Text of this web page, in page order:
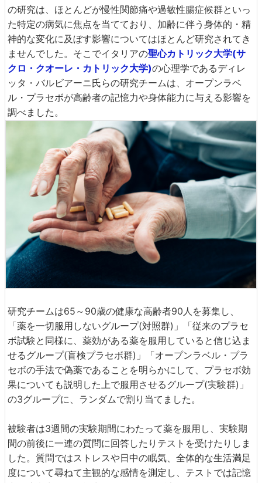
の研究は、ほとんどが慢性関節痛や過敏性腸症候群といっ
た特定の病気に焦点を当てており、加齢に伴う身体的・精
神的な変化に及ぼす影響についてはほとんど研究されてき
ませんでした。そこでイタリアの聖心カトリック大学(サ
クロ・クオーレ・カトリック大学)の心理学であるディレ
ッタ・バルビアーニ氏らの研究チームは、オープンラベ
ル・プラセボが高齢者の記憶力や身体能力に与える影響を
調べました。
研究チームは65～90歳の健康な高齢者90人を募集し、
「薬を一切服用しないグループ(対照群)」「従来のプラセ
ボ試験と同様に、薬効がある薬を服用していると信じ込ま
せるグループ(盲検プラセボ群)」「オープンラベル・プラ
セボの手法で偽薬であることを明らかにして、プラセボ効
果についても説明した上で服用させるグループ(実験群)」
の3グループに、ランダムで割り当てました。
被験者は3週間の実験期間にわたって薬を服用し、実験期
間の前後に一連の質問に回答したりテストを受けたりしま
した。質問ではストレスや日中の眠気、全体的な生活満足
度について尋ねて主観的な感情を測定し、テストでは記憶